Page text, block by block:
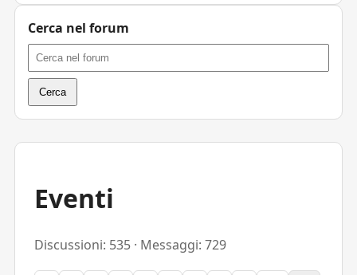
Eventi
Discussioni: 535 · Messaggi: 729
Cerca nel forum
Cerca